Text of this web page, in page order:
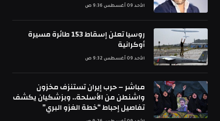
الأحد 09 أغسطس 9:36 ص
روسيا تعلن إسقاط 153 طائرة مسيرة
أوكرانية
الأحد 09 أغسطس 9:32 ص
مباشر – حرب إيران تستنزف مخزون
واشنطن من الأسلحة.. وبزشكيان يكشف
تفاصيل إحباط “خطة الغزو البري”